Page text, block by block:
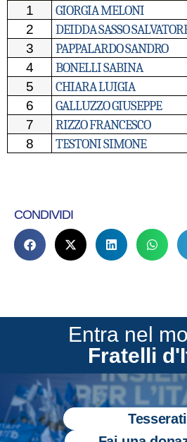
1 GIORGIA MELONI
2 DEIDDA SASSO
3 PAPPALARDO SANDRO
4 BONELLI SABINA
5 CHIARA LUIGIA
6 GALLUZZO GIUSEPPE
7 RIZZO FRANCESCO
8 TESTONI SIMONE
CONDIVIDI
Entra nel
Fratelli
Tesserati